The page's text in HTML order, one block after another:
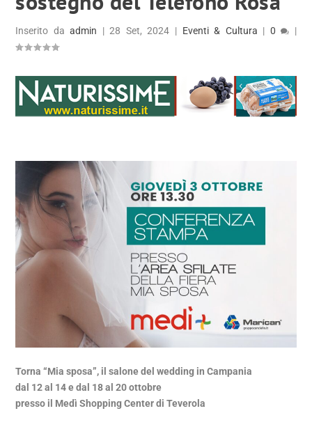
Inserito daadmin |28 Set, 2024 | Eventi & Cultura | 0 |
Torna “Mia sposa”, il salone del wedding in Campania
dal 12 al 14 e dal 18 al 20 ottobre
presso il Medì Shopping Center di Teverola